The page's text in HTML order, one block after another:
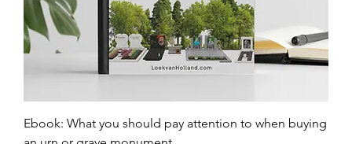
Ebook: What you should pay attention to when buying